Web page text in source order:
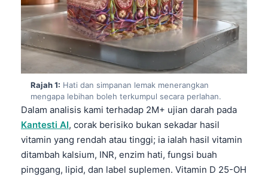
Rajah 1: Hati dan simpanan lemak menerangkan
mengapa lebihan boleh terkumpul secara perlahan.
Dalam analisis kami terhadap 2M+ ujian darah pada
Kantesti AI, corak berisiko bukan sekadar hasil
vitamin yang rendah atau tinggi; ia ialah hasil vitamin
ditambah kalsium, INR, enzim hati, fungsi buah
pinggang, lipid, dan label suplemen. Vitamin D 25-OH